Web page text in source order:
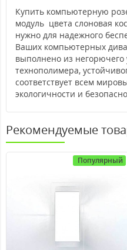
Купить компьютерную
модуль цвета слоновая
нужно для надежного
Ваших компьютерных
выполнено из негорючего
технополимера,
соответствует всем
экологичности и
Рекомендуемые
Популярный